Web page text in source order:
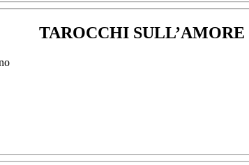
TAROCCHI SULL’AMORE